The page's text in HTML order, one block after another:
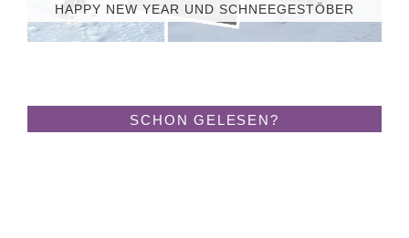
HAPPY NEW YEAR UND SCHNEEGESTÖBER
SCHON GELESEN?